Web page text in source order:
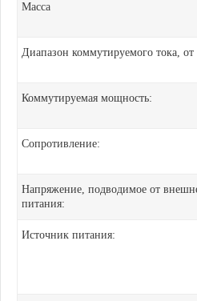
Масса
Диапазон коммутируемого тока,
Коммутируемая мощность:
Сопротивление:
Напряжение, подводимое от
питания:
Источник питания: